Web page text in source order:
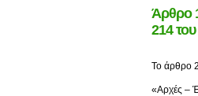
Άρθρο
214
Το άρθρο
«Αρχές –